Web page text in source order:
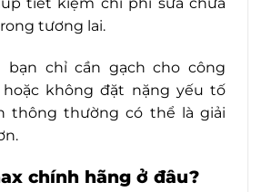
tương lai.
bạn chỉ cần gạch cho công
không đặt nặng yếu tố
thông thường có thể là giải
chính hãng ở đâu?